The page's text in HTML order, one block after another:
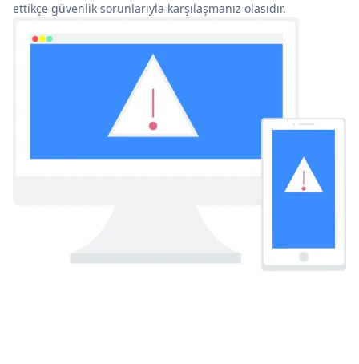
ettikçe güvenlik sorunlarıyla karşılaşmanız olasıdır.